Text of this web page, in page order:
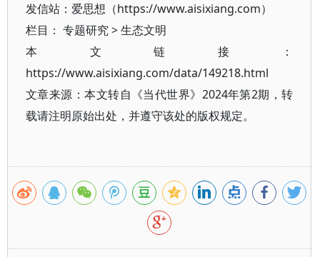
发信站：爱思想（https://www.aisixiang.com）
栏目： 专题研究>生态文明
本文链接：
https://www.aisixiang.com/data/149218.html
文章来源：本文转自《当代世界》2024年第2期，转
载请注明原始出处，并遵守该处的版权规定。